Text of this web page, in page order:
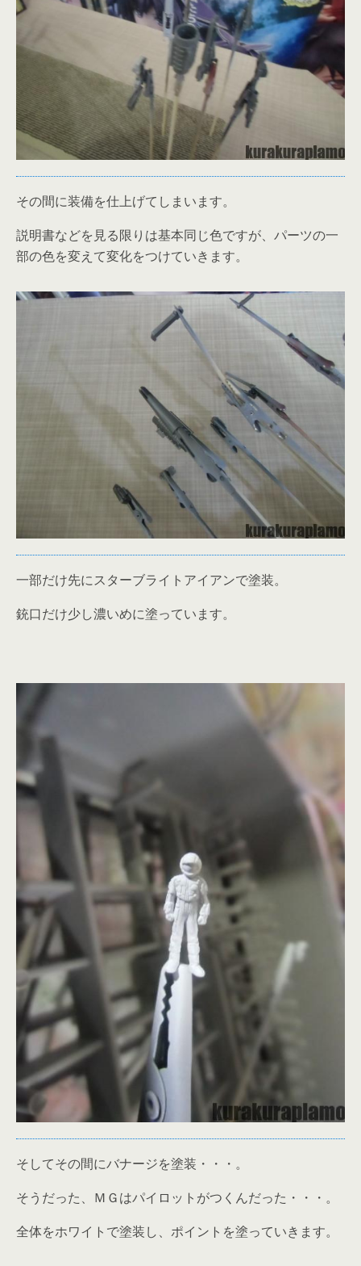
その間に装備を仕上げてしまいます。
説明書などを見る限りは基本同じ色ですが、パーツの一
部の色を変えて変化をつけていきます。
一部だけ先にスターブライトアイアンで塗装。
銃口だけ少し濃いめに塗っています。
そしてその間にバナージを塗装・・・。
そうだった、ＭＧはパイロットがつくんだった・・・。
全体をホワイトで塗装し、ポイントを塗っていきます。